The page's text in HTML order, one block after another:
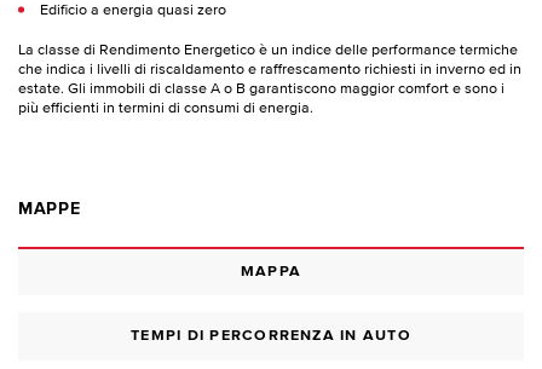
Edificio a energia quasi zero
La classe di Rendimento Energetico è un indice delle performance termiche
che indica i livelli di riscaldamento e raffrescamento richiesti in inverno ed in
estate. Gli immobili di classe A o B garantiscono maggior comfort e sono i
più efficienti in termini di consumi di energia.
MAPPE
MAPPA
TEMPI DI PERCORRENZA IN AUTO